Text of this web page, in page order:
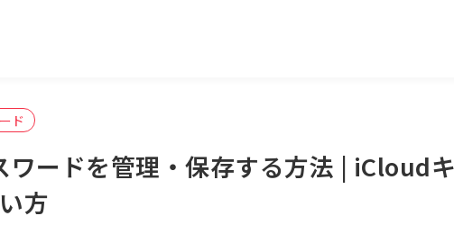
ド
ードを管理・保存する方法 | iCloud
方